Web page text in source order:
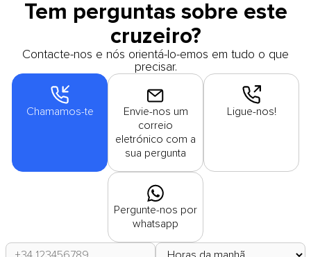
Tem perguntas sobre este
cruzeiro?
Contacte-nos e nós orientá-lo-emos em tudo o que
precisar.
Chamamos-te
Envie-nos um
correio
eletrónico com a
sua pergunta
Ligue-nos!
Pergunte-nos por
whatsapp